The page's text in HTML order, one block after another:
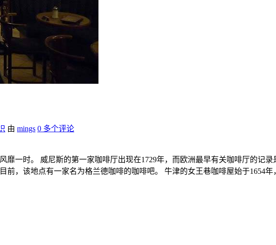
由 mings 0 多个评论
一时。 威尼斯的第一家咖啡厅出现在1729年，而欧洲最早有关咖啡厅的记
，该地点有一家名为格兰德咖啡的咖啡吧。 牛津的女王巷咖啡屋始于1654年